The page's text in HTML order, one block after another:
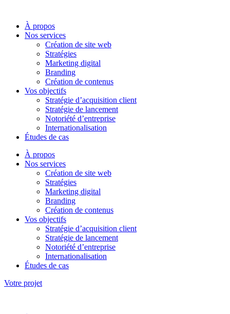
contenuÀ propos
Nos services
Création de site web
Stratégies
Marketing digital
Branding
Création de contenus
Vos objectifs
Stratégie d’acquisition client
Stratégie de lancement
Notoriété d’entreprise
Internationalisation
Études de cas
À propos
Nos services
Création de site web
Stratégies
Marketing digital
Branding
Création de contenus
Vos objectifs
Stratégie d’acquisition client
Stratégie de lancement
Notoriété d’entreprise
Internationalisation
Études de cas
Votre projet